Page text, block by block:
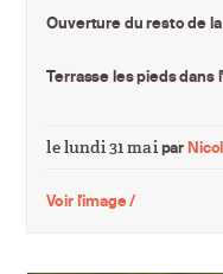
Ouverture du resto de
Terrasse les pieds dans
le lundi 31 maipar
Voir l'image /